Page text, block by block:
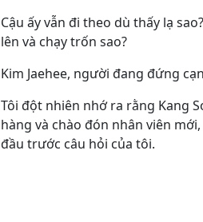
Cậu ấy vẫn đi theo dù thấy lạ
lên và chạy trốn sao?
Kim Jaehee, người đang đứng
Tôi đột nhiên nhớ ra rằng Kang
hàng và chào đón nhân viên
đầu trước câu hỏi của tôi.